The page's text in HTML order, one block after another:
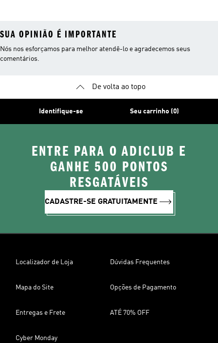
SUA OPINIÃO É IMPORTANTE
Nós nos esforçamos para melhor atendê-lo e agradecemos seus
comentários.
De volta ao topo
Identifique-se Seu carrinho (0)
ENTRE PARA O ADICLUB E
GANHE 500 PONTOS
RESGATÁVEIS
CADASTRE-SE GRATUITAMENTE
Localizador de Loja Dúvidas Frequentes
Mapa do Site Opções de Pagamento
Entregas e Frete ATÉ 70% OFF
Cyber Monday